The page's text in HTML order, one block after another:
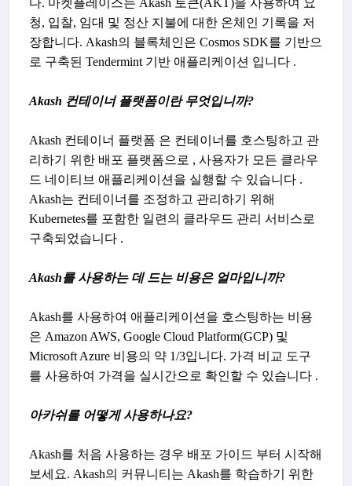
다. 마켓플레이스는 Akash 토큰(AKT)을 사용하여 요
청, 입찰, 임대 및 정산 지불에 대한 온체인 기록을 저
장합니다. Akash의 블록체인은 Cosmos SDK를 기반으
로 구축된 Tendermint 기반 애플리케이션 입니다 .
Akash 컨테이너 플랫폼이란 무엇입니까?
Akash 컨테이너 플랫폼 은 컨테이너를 호스팅하고 관
리하기 위한 배포 플랫폼으로 , 사용자가 모든 클라우
드 네이티브 애플리케이션을 실행할 수 있습니다 .
Akash는 컨테이너를 조정하고 관리하기 위해
Kubernetes를 포함한 일련의 클라우드 관리 서비스로
구축되었습니다 .
Akash를 사용하는 데 드는 비용은 얼마입니까?
Akash를 사용하여 애플리케이션을 호스팅하는 비용
은 Amazon AWS, Google Cloud Platform(GCP) 및
Microsoft Azure 비용의 약 1/3입니다. 가격 비교 도구
를 사용하여 가격을 실시간으로 확인할 수 있습니다 .
아카쉬를 어떻게 사용하나요?
Akash를 처음 사용하는 경우 배포 가이드 부터 시작해
보세요. Akash의 커뮤니티는 Akash를 학습하기 위한